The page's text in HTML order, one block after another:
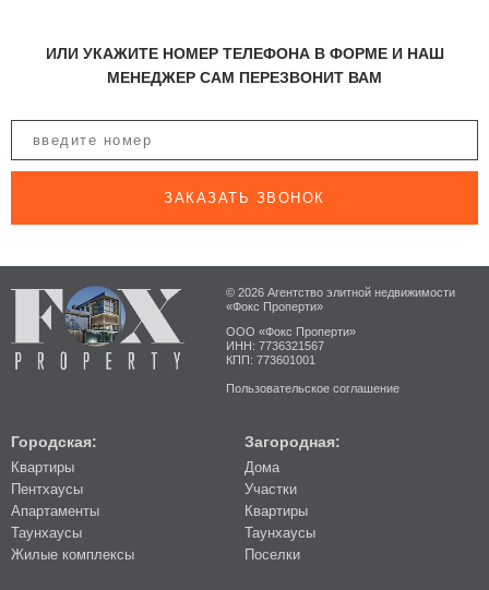
ИЛИ УКАЖИТЕ НОМЕР ТЕЛЕФОНА В ФОРМЕ И НАШ
МЕНЕДЖЕР САМ ПЕРЕЗВОНИТ ВАМ
ЗАКАЗАТЬ ЗВОНОК
© 2026 Агентство элитной недвижимости
«Фокс Проперти»
ООО «Фокс Проперти»
ИНН: 7736321567
КПП: 773601001
Пользовательское соглашение
Городская:
Квартиры
Пентхаусы
Апартаменты
Таунхаусы
Жилые комплексы
Загородная:
Дома
Участки
Квартиры
Таунхаусы
Поселки